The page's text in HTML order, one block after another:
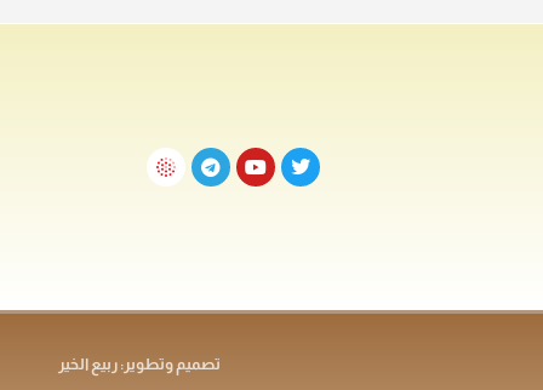
تصميم وتطوير: ربيع الخير